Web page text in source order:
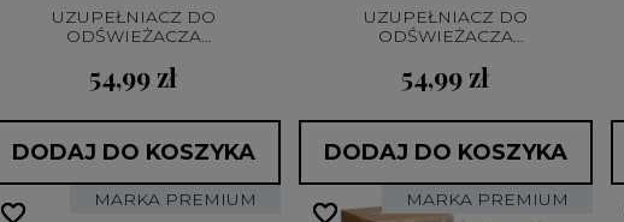
UZUPEŁNIACZ DO
ODŚWIEŻACZA
54,99 zł
DODAJ DO KOSZYKA
UZUPEŁNIACZ DO
ODŚWIEŻACZA
54,99 zł
DODAJ DO KOSZYKA
MARKA PREMIUM
favorite_border
favorite_border MARKA PREMIUM
favorite_border
favorite_border